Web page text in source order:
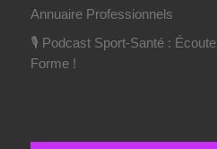
Annuaire Professionnels
🎙️ Podcast Sport-Santé :
Forme !